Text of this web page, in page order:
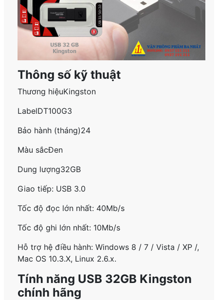
Thông số kỹ thuật
Thương hiệuKingston
LabelDT100G3
Bảo hành (tháng)24
Màu sắcĐen
Dung lượng32GB
Giao tiếp: USB 3.0
Tốc độ đọc lớn nhất: 40Mb/s
Tốc độ ghi lớn nhất: 10Mb/s
Hỗ trợ hệ điều hành: Windows 8 / 7 / Vista / XP /,
Mac OS 10.3.X, Linux 2.6.x.
Tính năng USB 32GB Kingston
chính hãng